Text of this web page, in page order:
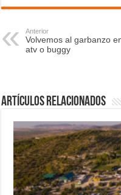
Anterior
Volvemos al garbanzo
atv o buggy
Artículos relacionados